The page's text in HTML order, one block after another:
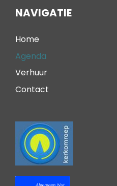
NAVIGATIE
Home
Agenda
Verhuur
Contact